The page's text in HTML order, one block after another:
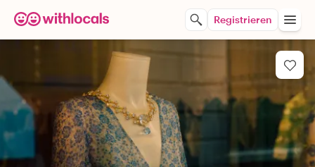
Registrieren